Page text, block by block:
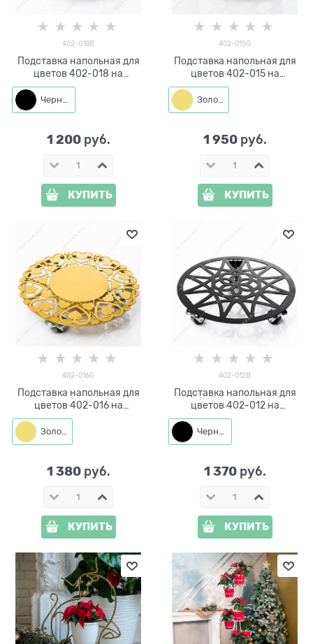
402-018B
Подставка напольная для
цветов 402-018 на
колёсиках d=30 см
Черный
1 200 руб.
КУПИТЬ
402-015G
Подставка напольная для
цветов 402-015 на
колёсиках
Золото
1 950 руб.
КУПИТЬ
402-016G
Подставка напольная для
цветов 402-016 на
колёсиках d=30 см
Золото
1 380 руб.
КУПИТЬ
402-012B
Подставка напольная для
цветов 402-012 на
колёсиках
Черный
1 370 руб.
КУПИТЬ